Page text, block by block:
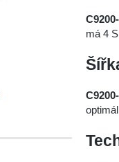
má 4